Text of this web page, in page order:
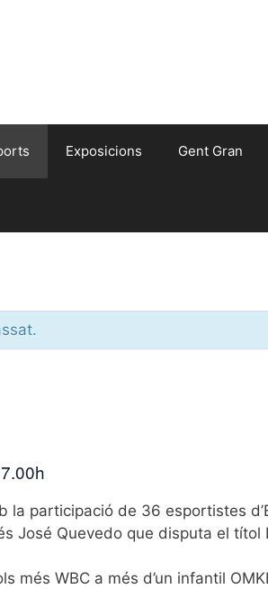
Exposicions Gent Gran
participació de 36 esportistes
José Quevedo que disputa el
més WBC a més d’un infantil